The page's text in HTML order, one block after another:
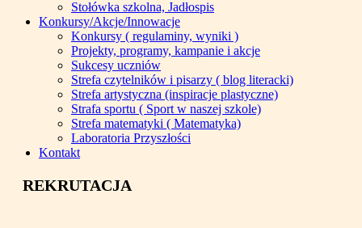
Stołówka szkolna, Jadłospis
Konkursy/Akcje/Innowacje
Konkursy ( regulaminy, wyniki )
Projekty, programy, kampanie i akcje
Sukcesy uczniów
Strefa czytelników i pisarzy ( blog literacki)
Strefa artystyczna (inspiracje plastyczne)
Strafa sportu ( Sport w naszej szkole)
Strefa matematyki ( Matematyka)
Laboratoria Przyszłości
Kontakt
REKRUTACJA